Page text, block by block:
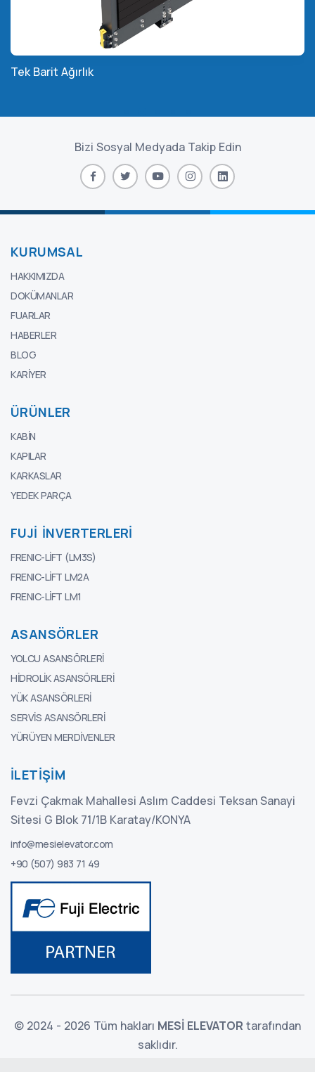
Tek Barit Ağırlık
Bizi Sosyal Medyada Takip Edin
KURUMSAL
HAKKIMIZDA
DOKÜMANLAR
FUARLAR
HABERLER
BLOG
KARIYER
ÜRÜNLER
KABIN
KAPILAR
KARKASLAR
YEDEK PARÇA
FUJI İNVERTERLERI
FRENIC-LIFT (LM3S)
FRENIC-LIFT LM2A
FRENIC-LIFT LM1
ASANSÖRLER
YOLCU ASANSÖRLERI
HIDROLIK ASANSÖRLERI
YÜK ASANSÖRLERI
SERVIS ASANSÖRLERI
YÜRÜYEN MERDIVENLER
İLETIŞIM
Fevzi Çakmak Mahallesi Aslım Caddesi Teksan Sanayi
Sitesi G Blok 71/1B Karatay/KONYA
info@mesielevator.com
+90 (507) 983 71 49
© 2024 - 2026 Tüm hakları MESİ ELEVATOR tarafından
saklıdır.